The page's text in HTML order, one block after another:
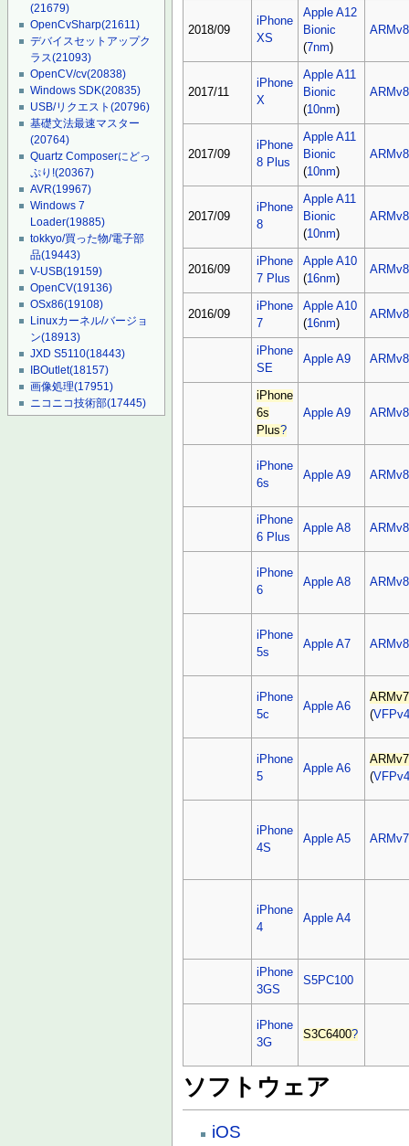
(21679)
OpenCvSharp(21611)
デバイスセットアップク
ラス(21093)
OpenCV/cv(20838)
Windows SDK(20835)
USB/リクエスト(20796)
基礎文法最速マスター
(20764)
Quartz Composerにどっ
ぷり!(20367)
AVR(19967)
Windows 7
Loader(19885)
tokkyo/買った物/電子部
品(19443)
V-USB(19159)
OpenCV(19136)
OSx86(19108)
Linuxカーネル/バージョ
ン(18913)
JXD S5110(18443)
IBOutlet(18157)
画像処理(17951)
ニコニコ技術部(17445)
2018/09
iPhone
XS
Apple A12
Bionic
(7nm)
2017/11
iPhone
X
Apple A11
Bionic
(10nm)
2017/09
iPhone
8 Plus
Apple A11
Bionic
(10nm)
2017/09
iPhone
8
Apple A11
Bionic
(10nm)
2016/09
iPhone
7 Plus
Apple A10
(16nm)
2016/09
iPhone
7
Apple A10
(16nm)
iPhone
SE
Apple A9
iPhone
6s
Plus?
Apple A9
iPhone
6s
Apple A9
iPhone
6 Plus
Apple A8
iPhone
6
Apple A8
iPhone
5s
Apple A7
iPhone
5c
Apple A6
(
iPhone
5
Apple A6
(
iPhone
4S
Apple A5
iPhone
4
Apple A4
iPhone
3GS
S5PC100
iPhone
3G
S3C6400?
ソフトウェア
iOS